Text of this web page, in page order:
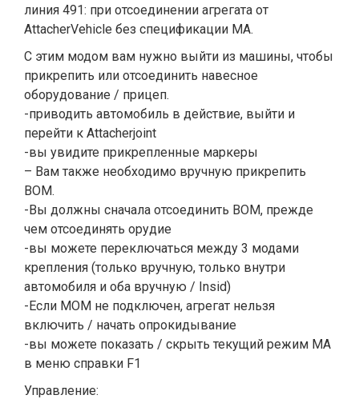
линия 491: при отсоединении агрегата от
AttacherVehicle без спецификации MA.
С этим модом вам нужно выйти из машины, чтобы
прикрепить или отсоединить навесное
оборудование / прицеп.
-приводить автомобиль в действие, выйти и
перейти к Attacherjoint
-вы увидите прикрепленные маркеры
– Вам также необходимо вручную прикрепить
ВОМ.
-Вы должны сначала отсоединить ВОМ, прежде
чем отсоединять орудие
-вы можете переключаться между 3 модами
крепления (только вручную, только внутри
автомобиля и оба вручную / Insid)
-Если МОМ не подключен, агрегат нельзя
включить / начать опрокидывание
-вы можете показать / скрыть текущий режим MA
в меню справки F1
Управление: